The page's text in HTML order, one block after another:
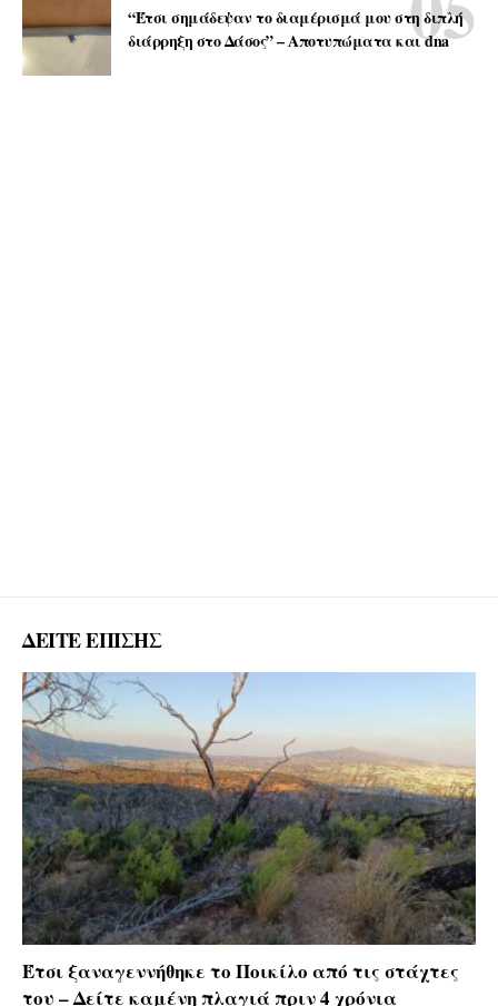
“Έτσι σημάδεψαν το διαμέρισμά μου στη διπλή
διάρρηξη στο Δάσος” – Αποτυπώματα και dna
ΔΕΙΤΕ ΕΠΙΣΗΣ
Έτσι ξαναγεννήθηκε το Ποικίλο από τις στάχτες
του – Δείτε καμένη πλαγιά πριν 4 χρόνια